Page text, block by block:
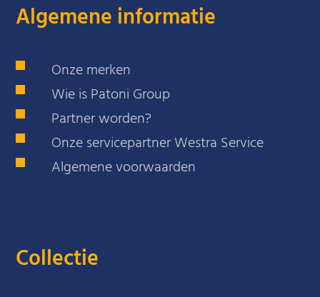
Algemene informatie
Onze merken
Wie is Patoni Group
Partner worden?
Onze servicepartner Westra Service
Algemene voorwaarden
Collectie